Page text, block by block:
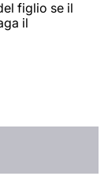
figlio se il
il